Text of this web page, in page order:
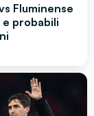
Fluminense
probabili